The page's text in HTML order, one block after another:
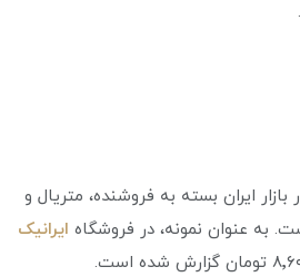
ایران بسته به فروشنده، متریال و
به عنوان نمونه، در فروشگاه ایرانیک